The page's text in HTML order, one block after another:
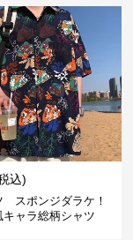
込)
スポンジダラケ！
キャラ総柄シャツ